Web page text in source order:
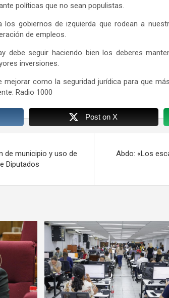
políticas que no sean populistas.
gobiernos de izquierda que rodean a
de empleos.
debe seguir haciendo bien los deberes
inversiones.
mejorar como la seguridad jurídica para que
Radio 1000
Post on X
de municipio y uso de
Diputados
Abdo: «Los